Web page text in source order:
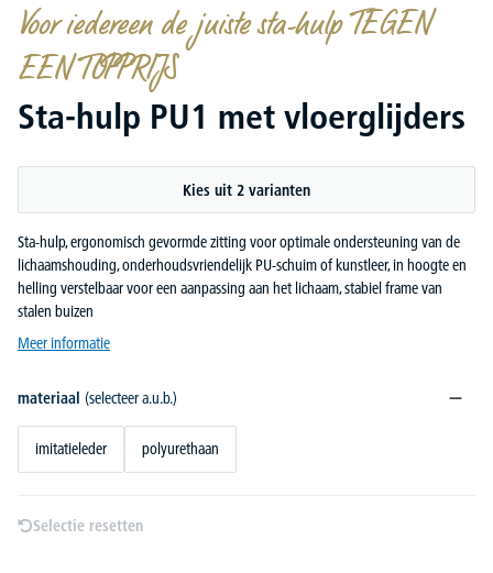
Voor iedereen de juiste sta-hulp TEGEN
EEN TOPPRIJS
Sta-hulp PU1 met vloerglijders
Kies uit 2 varianten
Sta-hulp, ergonomisch gevormde zitting voor optimale ondersteuning van de
lichaamshouding, onderhoudsvriendelijk PU-schuim of kunstleer, in hoogte en
helling verstelbaar voor een aanpassing aan het lichaam, stabiel frame van
stalen buizen
Meer informatie
materiaal (selecteer a.u.b.)
imitatieleder polyurethaan
Selectie resetten